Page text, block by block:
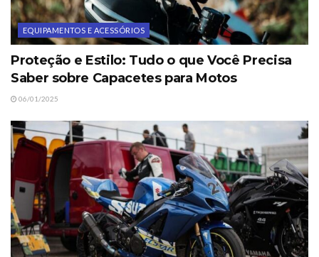
EQUIPAMENTOS E ACESSÓRIOS
Proteção e Estilo: Tudo o que Você Precisa
Saber sobre Capacetes para Motos
06/01/2025